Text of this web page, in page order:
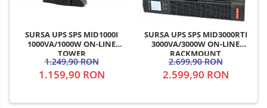
SURSA UPS SPS MID1000I
1000VA/1000W ON-LINE
TOWER
1.249,90 RON
1.159,90 RON
SURSA UPS SPS MID3000RTI
3000VA/3000W ON-LINE
RACKMOUNT
2.699,90 RON
2.599,90 RON